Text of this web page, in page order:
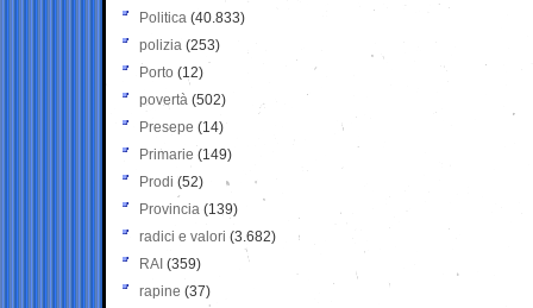
Politica (40.833)
polizia (253)
Porto (12)
povertà (502)
Presepe (14)
Primarie (149)
Prodi (52)
Provincia (139)
radici e valori (3.682)
RAI (359)
rapine (37)